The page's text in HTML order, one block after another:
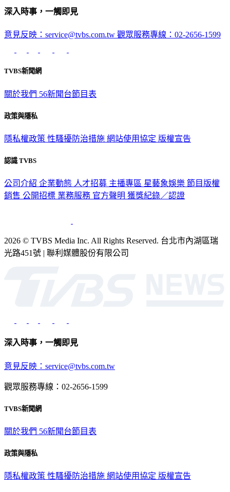
深入時事，一觸即見
意見反映：service@tvbs.com.tw 觀眾服務專線：02-2656-1599
TVBS新聞網
關於我們 56新聞台節目表
政策與隱私
隱私權政策 性騷擾防治措施 網站使用協定 版權宣告
認識 TVBS
公司介紹 企業動態 人才招募 主播專區 星藝象娛樂 節目版權
銷售 公開招標 業務服務 官方聲明 獲獎紀錄／認證
2026 © TVBS Media Inc. All Rights Reserved. 台北市內湖區瑞
光路451號 | 聯利媒體股份有限公司
深入時事，一觸即見
意見反映：service@tvbs.com.tw
觀眾服務專線：02-2656-1599
TVBS新聞網
關於我們 56新聞台節目表
政策與隱私
隱私權政策 性騷擾防治措施 網站使用協定 版權宣告